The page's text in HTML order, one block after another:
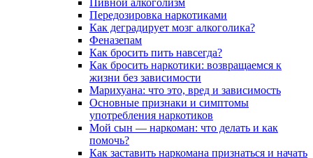
Передозировка наркотиками
Как деградирует мозг алкоголика?
Феназепам
Как бросить пить навсегда?
Как бросить наркотики: возвращаемся к
жизни без зависимости
Марихуана: что это, вред и зависимость
Основные признаки и симптомы
употребления наркотиков
Мой сын — наркоман: что делать и как
помочь?
Как заставить наркомана признаться и начать